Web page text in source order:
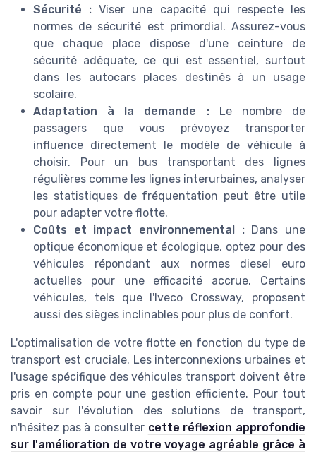
Sécurité : Viser une capacité qui respecte les
normes de sécurité est primordial. Assurez-vous
que chaque place dispose d'une ceinture de
sécurité adéquate, ce qui est essentiel, surtout
dans les autocars places destinés à un usage
scolaire.
Adaptation à la demande :Le nombre de
passagers que vous prévoyez transporter
influence directement le modèle de véhicule à
choisir. Pour un bus transportant des lignes
régulières comme les lignes interurbaines, analyser
les statistiques de fréquentation peut être utile
pour adapter votre flotte.
Coûts et impact environnemental :Dans une
optique économique et écologique, optez pour des
véhicules répondant aux normes diesel euro
actuelles pour une efficacité accrue. Certains
véhicules, tels que l'Iveco Crossway, proposent
aussi des sièges inclinables pour plus de confort.
L'optimalisation de votre flotte en fonction du type de
transport est cruciale. Les interconnexions urbaines et
l'usage spécifique des véhicules transport doivent être
pris en compte pour une gestion efficiente. Pour tout
savoir sur l'évolution des solutions de transport,
n'hésitez pas à consulter cette réflexion approfondie
sur l'amélioration de votre voyage agréable grâce à